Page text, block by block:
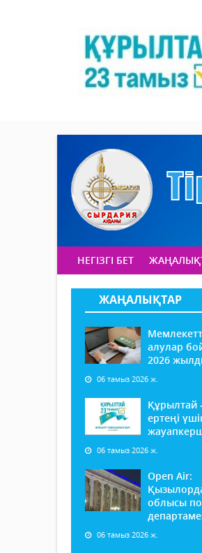
НЕГІЗГІ БЕТ
ЖАҢАЛЫҚТАР
алулар
2026
06 тамыз 2026 ж.
Құрылтай
ертеңі
06 тамыз 2026 ж.
Open Air:
облысы
06 тамыз 2026 ж.